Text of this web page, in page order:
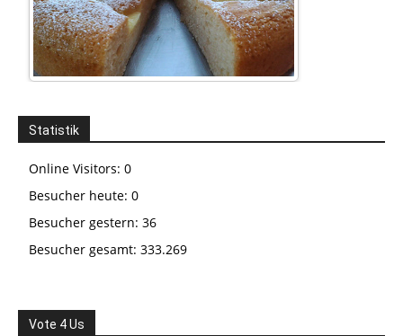
Statistik
Online Visitors: 0
Besucher heute: 0
Besucher gestern: 36
Besucher gesamt: 333.269
Vote 4 Us